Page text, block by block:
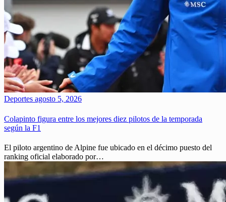
Deportes agosto 5, 2026
Colapinto figura entre los mejores diez pilotos de la temporada
según la F1
El piloto argentino de Alpine fue ubicado en el décimo puesto del
ranking oficial elaborado por…